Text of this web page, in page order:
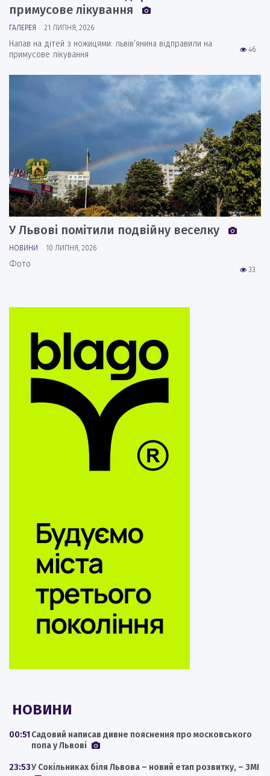
примусове лікування
ГАЛЕРЕЯ 21 ЛИПНЯ, 2026
46
Напав на дітей з ножицями: львів’янина відправили на
примусове лікування
У Львові помітили подвійну веселку
НОВИНИ 10 ЛИПНЯ, 2026
33
Фото
НОВИНИ
00:51 Садовий написав дивне пояснення про московського
попа у Львові
23:53У Сокільниках біля Львова – новий етап розвитку, – ЗМІ